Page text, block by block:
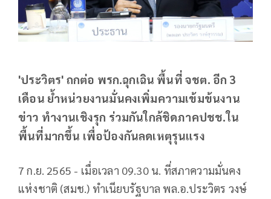
'ประวิตร' ถกต่อ พรก.ฉุกเฉิน พื้นที่ จชต. อีก 3
เดือน ย้ำหน่วยงานมั่นคงเพิ่มความเข้มข้นงาน
ข่าว ทำงานเชิงรุก ร่วมกันใกล้ชิดภาคปชช.ใน
พื้นที่มากขึ้น เพื่อป้องกันลดเหตุรุนแรง
7 ก.ย. 2565 - เมื่อเวลา 09.30 น. ที่สภาความมั่นคง
แห่งชาติ (สมช.) ทำเนียบรัฐบาล พล.อ.ประวิตร วงษ์